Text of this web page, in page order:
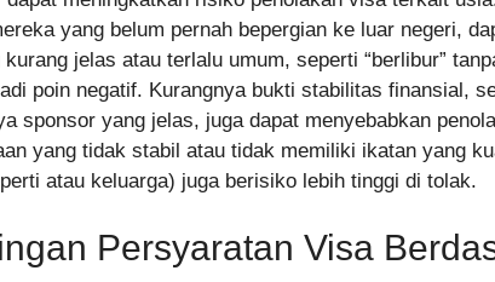
yang belum pernah bepergian ke luar negeri,
jelas atau terlalu umum, seperti “berlibur”
poin negatif. Kurangnya bukti stabilitas finansial,
sponsor yang jelas, juga dapat menyebabkan
yang tidak stabil atau tidak memiliki ikatan yang
atau keluarga) juga berisiko lebih tinggi di tolak.
Persyaratan Visa